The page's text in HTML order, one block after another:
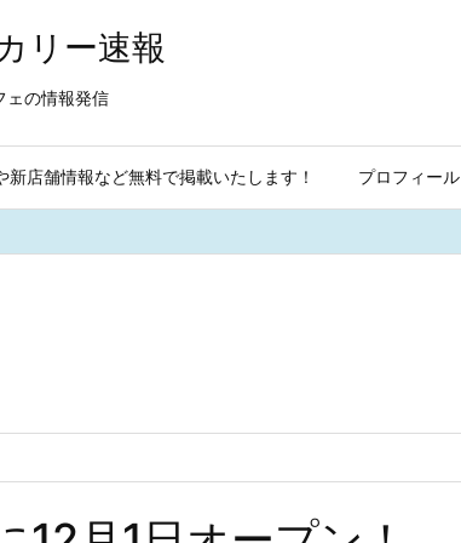
リー速報
ェの情報発信
新店舗情報など無料で掲載いたします！ プロフィール